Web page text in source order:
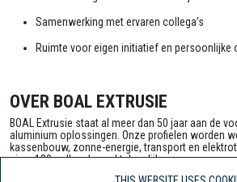
Samenwerking met ervaren collega’s
Ruimte voor eigen initiatief en persoonlijke
OVER BOAL EXTRUSIE
BOAL Extrusie staat al meer dan 50 jaar aan de
aluminium oplossingen. Onze profielen worden
kassenbouw, zonne-energie, transport en
circa 130 collega’s werkt dagelijks samen om